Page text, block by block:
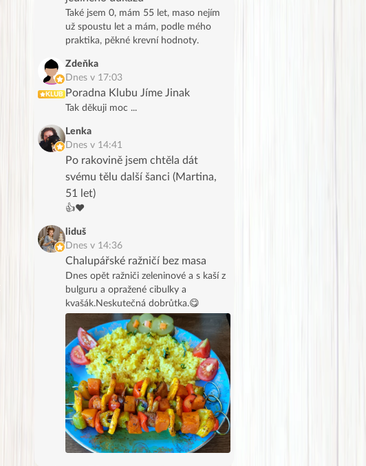
Také jsem 0, mám 55 let, maso nejím
už spoustu let a mám, podle mého
praktika, pěkné krevní hodnoty.
KLUB
Zdeňka
Dnes v 17:03
Poradna Klubu Jíme Jinak
Tak děkuji moc ...
Lenka
Dnes v 14:41
Po rakovině jsem chtěla dát
svému tělu další šanci (Martina,
51 let)
👍❤️
liduš
Dnes v 14:36
Chalupářské ražničí bez masa
Dnes opět ražniči zeleninové a s kaší z
bulguru a opražené cibulky a
kvašák.Neskutečná dobrůtka.😋